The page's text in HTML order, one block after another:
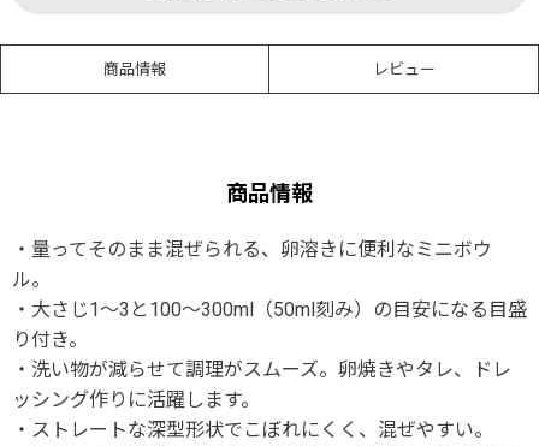
商品情報 レビュー
商品情報
・量ってそのまま混ぜられる、卵溶きに便利なミニボウ
ル。
・大さじ1～3と100～300ml（50ml刻み）の目安になる目盛
り付き。
・洗い物が減らせて調理がスムーズ。卵焼きやタレ、ドレ
ッシング作りに活躍します。
・ストレートな深型形状でこぼれにくく、混ぜやすい。